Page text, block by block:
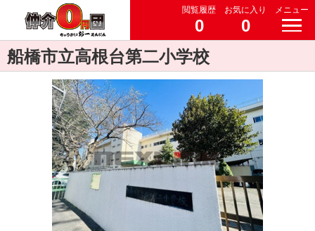
閲覧履歴
0
お気に入り
0
メニュー
船橋市立高根台第二小学校